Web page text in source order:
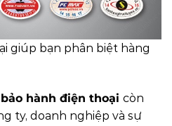
giúp bạn phân biệt hàng
hành điện thoại còn
ty, doanh nghiệp và sự